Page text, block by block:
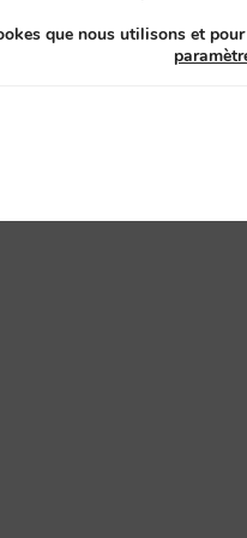
que nous utilisons et pour